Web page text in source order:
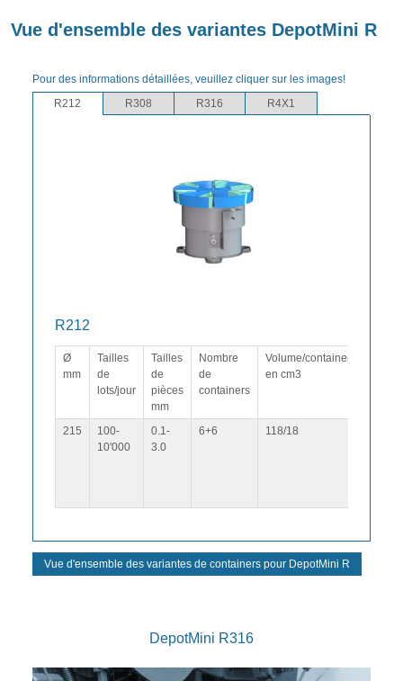
Vue d'ensemble des variantes DepotMini R
Pour des informations détaillées, veuillez cliquer sur les images!
R212
R308 R316 R4X1
R212
Ø
mm
Tailles
de
lots/jour
Tailles
de
pièces
mm
Nombre
de
containers
Volume/container
en cm3
215
100-
10'000
0.1-
3.0
6+6 118/18
Vue d'ensemble des variantes de containers pour DepotMini R
DepotMini R316